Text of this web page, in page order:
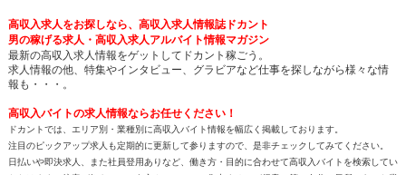
高収入求人をお探しなら、高収入求人情報誌ドカント
男の稼げる求人・高収入求人アルバイト情報マガジン
最新の高収入求人情報をゲットしてドカント稼ごう。
求人情報の他、特集やインタビュー、グラビアなど仕事を探しながら様々な情
報も・・・。
高収入バイトの求人情報ならお任せください！
ドカントでは、エリア別・業種別に高収入バイト情報を幅広く掲載しております。
注目のピックアップ求人も定期的に更新して参りますので、是非チェックしてみてください。
日払いや即決求人、また社員登用ありなど、働き方・目的に合わせて高収入バイトを検索してい